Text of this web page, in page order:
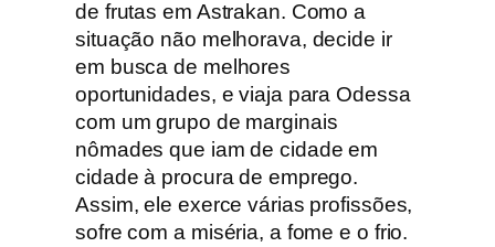
o
G
o
r
k
i
de frutas em Astrakan. Como a
situação não melhorava, decide ir
em busca de melhores
oportunidades, e viaja para Odessa
com um grupo de marginais
nômades que iam de cidade em
cidade à procura de emprego.
Assim, ele exerce várias profissões,
sofre com a miséria, a fome e o frio.